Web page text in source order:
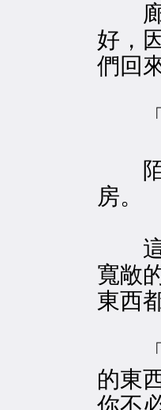
廊
好，
們回
「
陌
房。
這
寬敞
東西
「
的東